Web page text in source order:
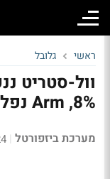
ראשי גלובל
8%, Arm נפלה ב-7.5%
מערכת ביזפורטל |